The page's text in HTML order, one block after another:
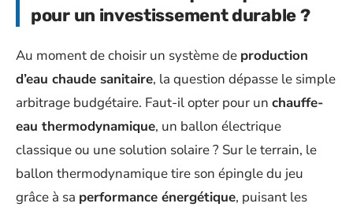
pour un investissement durable ?
Au moment de choisir un système de production
d’eau chaude sanitaire, la question dépasse le simple
arbitrage budgétaire. Faut-il opter pour un chauffe-
eau thermodynamique, un ballon électrique
classique ou une solution solaire ? Sur le terrain, le
ballon thermodynamique tire son épingle du jeu
grâce à sa performance énergétique, puisant les